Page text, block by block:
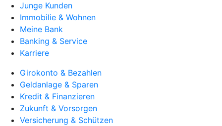
Junge Kunden
Immobilie & Wohnen
Meine Bank
Banking & Service
Karriere
Girokonto & Bezahlen
Geldanlage & Sparen
Kredit & Finanzieren
Zukunft & Vorsorgen
Versicherung & Schützen